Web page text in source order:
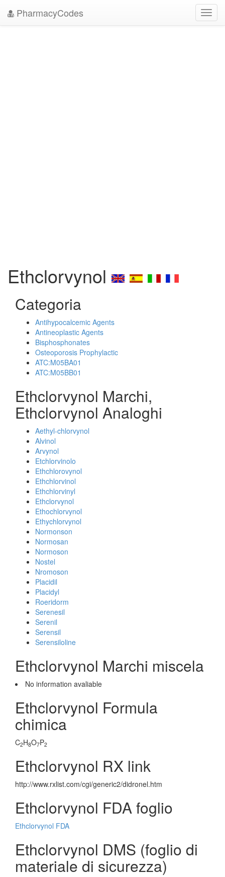
PharmacyCodes
Ethclorvynol
Categoria
Antihypocalcemic Agents
Antineoplastic Agents
Bisphosphonates
Osteoporosis Prophylactic
ATC:M05BA01
ATC:M05BB01
Ethclorvynol Marchi,
Ethclorvynol Analoghi
Aethyl-chlorvynol
Alvinol
Arvynol
Etchlorvinolo
Ethchlorovynol
Ethchlorvinol
Ethchlorvinyl
Ethclorvynol
Ethochlorvynol
Ethychlorvynol
Normonson
Normosan
Normoson
Nostel
Nromoson
Placidil
Placidyl
Roeridorm
Serenesil
Serenil
Serensil
Serensiloline
Ethclorvynol Marchi miscela
No information avaliable
Ethclorvynol Formula
chimica
C2H8O7P2
Ethclorvynol RX link
http://www.rxlist.com/cgi/generic2/didronel.htm
Ethclorvynol FDA foglio
Ethclorvynol FDA
Ethclorvynol DMS (foglio di
materiale di sicurezza)